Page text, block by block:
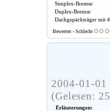
Simplex-Bremse
Duplex-Bremse
Dachgepäckträger mit
Bewerten - Schlecht
2004-01-
(Gelesen:
Erläuterungen: